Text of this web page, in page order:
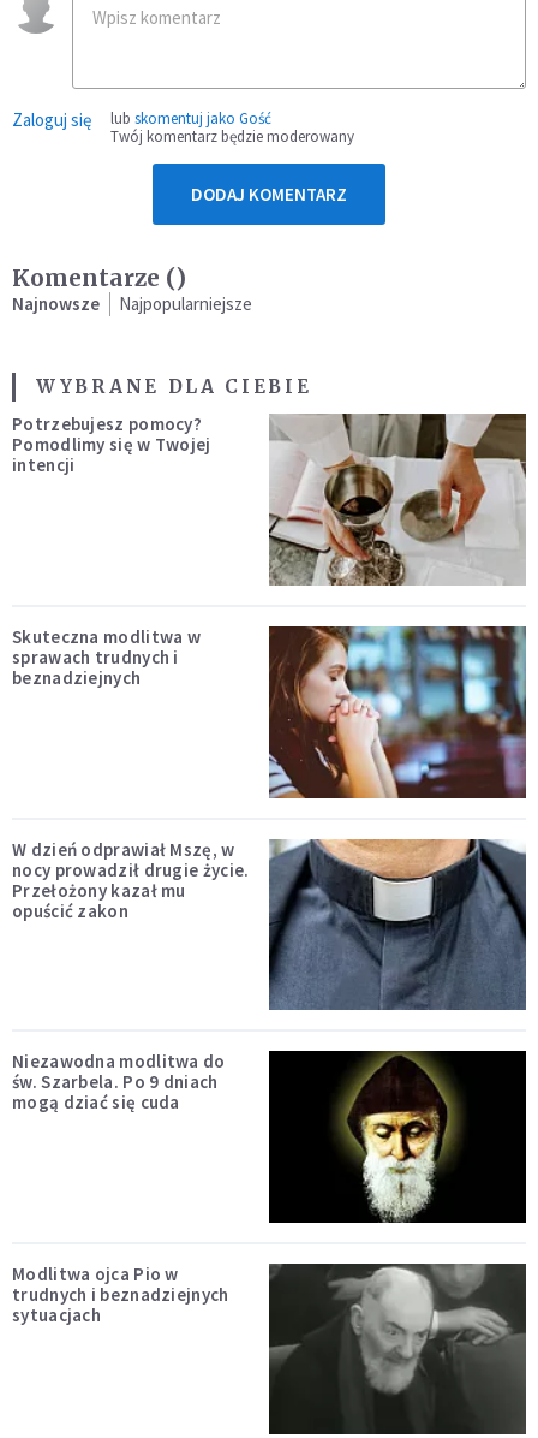
Zaloguj się lub skomentuj jako Gość
Twój komentarz będzie moderowany
DODAJ KOMENTARZ
Komentarze ()
Najnowsze Najpopularniejsze
WYBRANE DLA CIEBIE
Potrzebujesz pomocy?
Pomodlimy się w Twojej
intencji
Skuteczna modlitwa w
sprawach trudnych i
beznadziejnych
W dzień odprawiał Mszę, w
nocy prowadził drugie życie.
Przełożony kazał mu
opuścić zakon
Niezawodna modlitwa do
św. Szarbela. Po 9 dniach
mogą dziać się cuda
Modlitwa ojca Pio w
trudnych i beznadziejnych
sytuacjach